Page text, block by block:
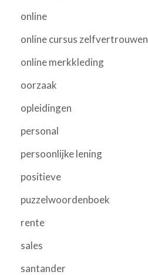
online
online cursus zelfvertrouwen
online merkkleding
oorzaak
opleidingen
personal
persoonlijke lening
positieve
puzzelwoordenboek
rente
sales
santander